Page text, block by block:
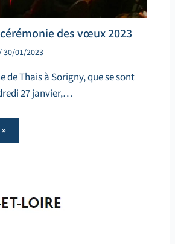
des vœux 2023
30/01/2023
de Thais à Sorigny, que se sont
27 janvier,…